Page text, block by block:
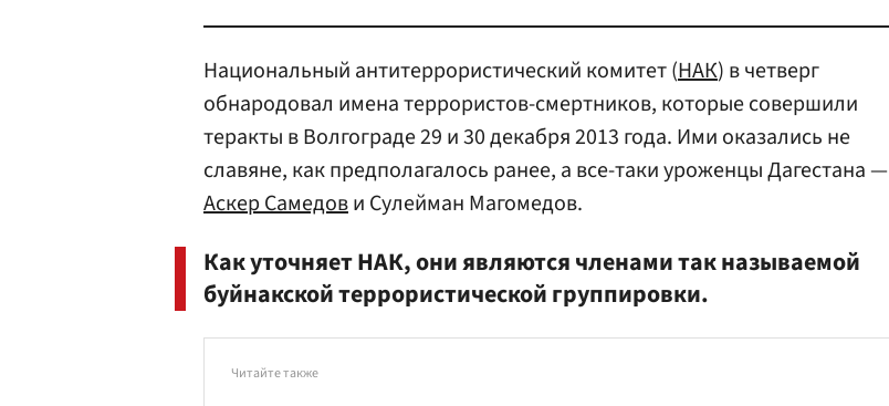
Национальный антитеррористический комитет (НАК) в четверг
обнародовал имена террористов-смертников, которые совершили
теракты в Волгограде 29 и 30 декабря 2013 года. Ими оказались не
славяне, как предполагалось ранее, а все-таки уроженцы Дагестана —
Аскер Самедови Сулейман Магомедов.
Как уточняет НАК, они являются членами так называемой
буйнакской террористической группировки.
Читайте также